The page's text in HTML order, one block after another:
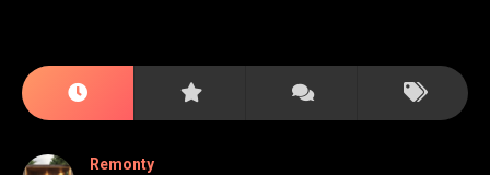
Remonty